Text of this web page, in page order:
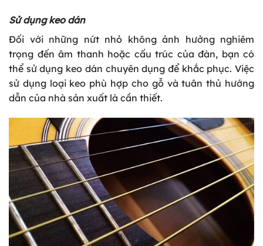
Sử dụng keo dán
Đối với những nứt nhỏ không ảnh hưởng nghiêm
trọng đến âm thanh hoặc cấu trúc của đàn, bạn có
thể sử dụng keo dán chuyên dụng để khắc phục. Việc
sử dụng loại keo phù hợp cho gỗ và tuân thủ hướng
dẫn của nhà sản xuất là cần thiết.